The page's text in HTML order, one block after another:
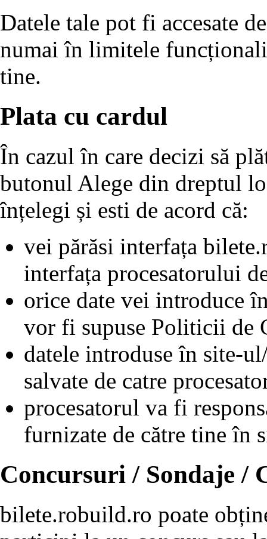
Datele tale pot fi accesate
numai în limitele
tine.
Plata cu cardul
În cazul în care decizi să
butonul Alege din dreptul
înțelegi și esti de acord că:
vei părăsi interfața
interfața procesatorului
orice date vei introduce
vor fi supuse Politicii de
datele introduse în site-
salvate de catre
procesatorul va fi
furnizate de către tine în
Concursuri / Sondaje /
bilete.robuild.ro poate